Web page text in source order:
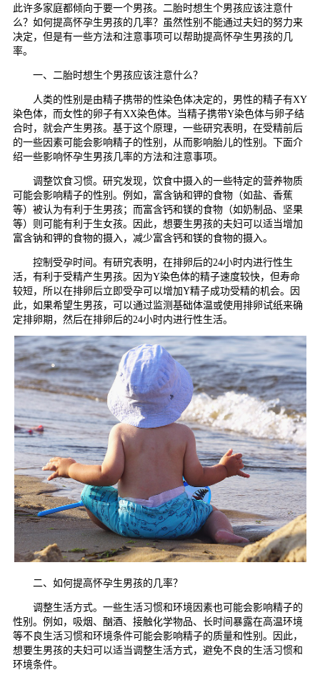
此许多家庭都倾向于要一个男孩。二胎时想生个男孩应该注意什
么？如何提高怀孕生男孩的几率？虽然性别不能通过夫妇的努力来
决定，但是有一些方法和注意事项可以帮助提高怀孕生男孩的几
率。
一、二胎时想生个男孩应该注意什么？
人类的性别是由精子携带的性染色体决定的，男性的精子有XY
染色体，而女性的卵子有XX染色体。当精子携带Y染色体与卵子结
合时，就会产生男孩。基于这个原理，一些研究表明，在受精前后
的一些因素可能会影响精子的性别，从而影响胎儿的性别。下面介
绍一些影响怀孕生男孩几率的方法和注意事项。
调整饮食习惯。研究发现，饮食中摄入的一些特定的营养物质
可能会影响精子的性别。例如，富含钠和钾的食物（如盐、香蕉
等）被认为有利于生男孩；而富含钙和镁的食物（如奶制品、坚果
等）则可能有利于生女孩。因此，想要生男孩的夫妇可以适当增加
富含钠和钾的食物的摄入，减少富含钙和镁的食物的摄入。
控制受孕时间。有研究表明，在排卵后的24小时内进行性生
活，有利于受精产生男孩。因为Y染色体的精子速度较快，但寿命
较短，所以在排卵后立即受孕可以增加Y精子成功受精的机会。因
此，如果希望生男孩，可以通过监测基础体温或使用排卵试纸来确
定排卵期，然后在排卵后的24小时内进行性生活。
二、如何提高怀孕生男孩的几率？
调整生活方式。一些生活习惯和环境因素也可能会影响精子的
性别。例如，吸烟、酗酒、接触化学物品、长时间暴露在高温环境
等不良生活习惯和环境条件可能会影响精子的质量和性别。因此，
想要生男孩的夫妇可以适当调整生活方式，避免不良的生活习惯和
环境条件。